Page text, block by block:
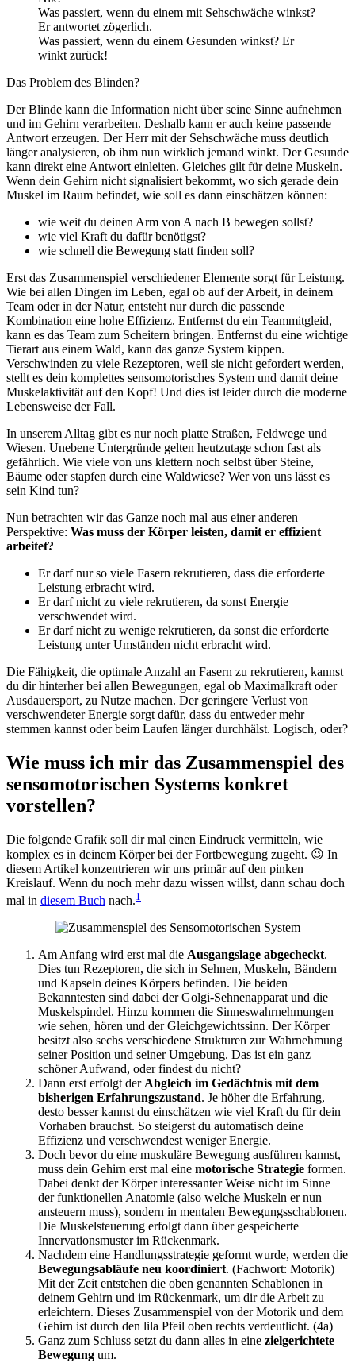
Was passiert, wenn du einem mit Sehschwäche winkst?
Er antwortet zögerlich.
Was passiert, wenn du einem Gesunden winkst? Er
winkt zurück!
Das Problem des Blinden?
Der Blinde kann die Information nicht über seine Sinne aufnehmen
und im Gehirn verarbeiten. Deshalb kann er auch keine passende
Antwort erzeugen. Der Herr mit der Sehschwäche muss deutlich
länger analysieren, ob ihm nun wirklich jemand winkt. Der Gesunde
kann direkt eine Antwort einleiten. Gleiches gilt für deine Muskeln.
Wenn dein Gehirn nicht signalisiert bekommt, wo sich gerade dein
Muskel im Raum befindet, wie soll es dann einschätzen können:
wie weit du deinen Arm von A nach B bewegen sollst?
wie viel Kraft du dafür benötigst?
wie schnell die Bewegung statt finden soll?
Erst das Zusammenspiel verschiedener Elemente sorgt für Leistung.
Wie bei allen Dingen im Leben, egal ob auf der Arbeit, in deinem
Team oder in der Natur, entsteht nur durch die passende
Kombination eine hohe Effizienz. Entfernst du ein Teammitgleid,
kann es das Team zum Scheitern bringen. Entfernst du eine wichtige
Tierart aus einem Wald, kann das ganze System kippen.
Verschwinden zu viele Rezeptoren, weil sie nicht gefordert werden,
stellt es dein komplettes sensomotorisches System und damit deine
Muskelaktivität auf den Kopf! Und dies ist leider durch die moderne
Lebensweise der Fall.
In unserem Alltag gibt es nur noch platte Straßen, Feldwege und
Wiesen. Unebene Untergründe gelten heutzutage schon fast als
gefährlich. Wie viele von uns klettern noch selbst über Steine,
Bäume oder stapfen durch eine Waldwiese? Wer von uns lässt es
sein Kind tun?
Nun betrachten wir das Ganze noch mal aus einer anderen
Perspektive: Was muss der Körper leisten, damit er effizient
arbeitet?
Er darf nur so viele Fasern rekrutieren, dass die erforderte
Leistung erbracht wird.
Er darf nicht zu viele rekrutieren, da sonst Energie
verschwendet wird.
Er darf nicht zu wenige rekrutieren, da sonst die erforderte
Leistung unter Umständen nicht erbracht wird.
Die Fähigkeit, die optimale Anzahl an Fasern zu rekrutieren, kannst
du dir hinterher bei allen Bewegungen, egal ob Maximalkraft oder
Ausdauersport, zu Nutze machen. Der geringere Verlust von
verschwendeter Energie sorgt dafür, dass du entweder mehr
stemmen kannst oder beim Laufen länger durchhälst. Logisch, oder?
Wie muss ich mir das Zusammenspiel des
sensomotorischen Systems konkret
vorstellen?
Die folgende Grafik soll dir mal einen Eindruck vermitteln, wie
komplex es in deinem Körper bei der Fortbewegung zugeht. 😉 In
diesem Artikel konzentrieren wir uns primär auf den pinken
Kreislauf. Wenn du noch mehr dazu wissen willst, dann schau doch
mal in diesem Buch nach.1
Am Anfang wird erst mal die Ausgangslage abgecheckt.
Dies tun Rezeptoren, die sich in Sehnen, Muskeln, Bändern
und Kapseln deines Körpers befinden. Die beiden
Bekanntesten sind dabei der Golgi-Sehnenapparat und die
Muskelspindel. Hinzu kommen die Sinneswahrnehmungen
wie sehen, hören und der Gleichgewichtssinn. Der Körper
besitzt also sechs verschiedene Strukturen zur Wahrnehmung
seiner Position und seiner Umgebung. Das ist ein ganz
schöner Aufwand, oder findest du nicht?
Dann erst erfolgt derAbgleich im Gedächtnis mit dem
bisherigen Erfahrungszustand. Je höher die Erfahrung,
desto besser kannst du einschätzen wie viel Kraft du für dein
Vorhaben brauchst. So steigerst du automatisch deine
Effizienz und verschwendest weniger Energie.
Doch bevor du eine muskuläre Bewegung ausführen kannst,
muss dein Gehirn erst mal eine motorische Strategie formen.
Dabei denkt der Körper interessanter Weise nicht im Sinne
der funktionellen Anatomie (also welche Muskeln er nun
ansteuern muss), sondern in mentalen Bewegungsschablonen.
Die Muskelsteuerung erfolgt dann über gespeicherte
Innervationsmuster im Rückenmark.
Nachdem eine Handlungsstrategie geformt wurde, werden die
Bewegungsabläufe neu koordiniert. (Fachwort: Motorik)
Mit der Zeit entstehen die oben genannten Schablonen in
deinem Gehirn und im Rückenmark, um dir die Arbeit zu
erleichtern. Dieses Zusammenspiel von der Motorik und dem
Gehirn ist durch den lila Pfeil oben rechts verdeutlicht. (4a)
Ganz zum Schluss setzt du dann alles in eine zielgerichtete
Bewegung um.